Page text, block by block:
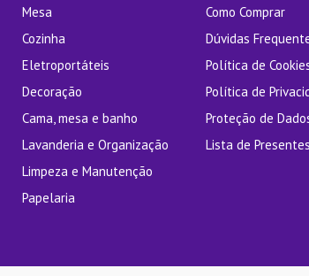
Mesa
Cozinha
Eletroportáteis
Decoração
Cama, mesa e banho
Lavanderia e Organização
Limpeza e Manutenção
Papelaria
Como Comprar
Dúvidas
Política de
Política de
Proteção de
Lista de Presentes